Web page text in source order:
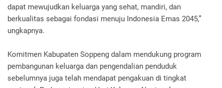
dapat mewujudkan keluarga yang sehat, mandiri, dan
berkualitas sebagai fondasi menuju Indonesia Emas 2045,”
ungkapnya.
Komitmen Kabupaten Soppeng dalam mendukung program
pembangunan keluarga dan pengendalian penduduk
sebelumnya juga telah mendapat pengakuan di tingkat